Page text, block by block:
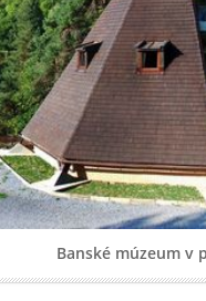
Banské múzeum v